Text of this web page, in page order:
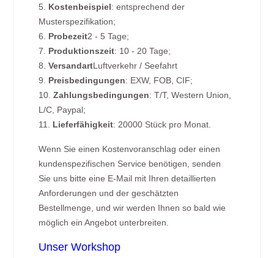
5. Kostenbeispiel: entsprechend der
Musterspezifikation;
6. Probezeit2 - 5 Tage;
7. Produktionszeit: 10 - 20 Tage;
8.VersandartLuftverkehr / Seefahrt
9. Preisbedingungen: EXW, FOB, CIF;
10.Zahlungsbedingungen: T/T, Western Union,
L/C, Paypal;
11. Lieferfähigkeit: 20000 Stück pro Monat.
Wenn Sie einen Kostenvoranschlag oder einen
kundenspezifischen Service benötigen, senden
Sie uns bitte eine E-Mail mit Ihren detaillierten
Anforderungen und der geschätzten
Bestellmenge, und wir werden Ihnen so bald wie
möglich ein Angebot unterbreiten.
Unser Workshop